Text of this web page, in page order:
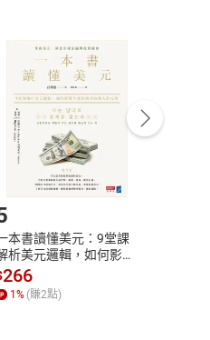
費者同意若訂購後
請取消訂單/ 退
完成訂單
Complete
本書讀懂美元：9堂課
析美元邏輯，如何影響
球經濟和每個人的投資
電子書】
266
1% (賺2點)